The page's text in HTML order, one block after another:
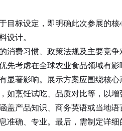
设定，即明确此次参展的核
设计。
费习惯、政策法规及主要竞
考虑在全球农业食品领域有影
著影响。展示方案应围绕核心
烹饪试吃、品质对比等，以增
产品知识、商务英语或当地语
确、专业。最后，需制定详